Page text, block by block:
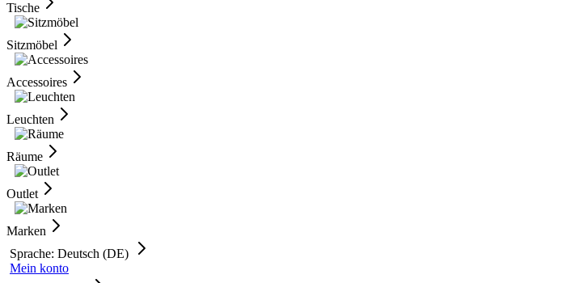
Tische
Sitzmöbel
Accessoires
Leuchten
Räume
Outlet
Marken
Sprache: Deutsch (DE)
Mein konto